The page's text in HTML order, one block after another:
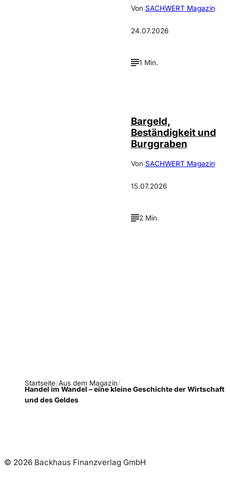
Von SACHWERT Magazin
24.07.2026
1 Min.
Bargeld,
Beständigkeit und
Burggraben
Von SACHWERT Magazin
15.07.2026
2 Min.
Startseite Aus dem Magazin
Handel im Wandel – eine kleine Geschichte der Wirtschaft
und des Geldes
© 2026 Backhaus Finanzverlag GmbH